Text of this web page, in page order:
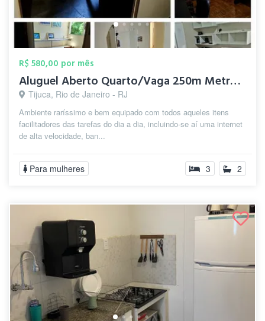
R$ 580,00 por mês
Aluguel Aberto Quarto/Vaga 250m Metrô Ti...
Tijuca, Rio de Janeiro - RJ
Ambiente raríssimo e bem equipado com todos aqueles itens
facilitadores das tarefas do dia a dia, incluindo-se aí uma internet
de alta velocidade, ban...
Para mulheres 3 2